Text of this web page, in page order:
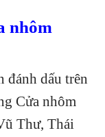
nhôm
đánh dấu trên
Cửa nhôm
Thư, Thái